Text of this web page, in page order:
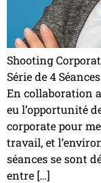
Shooting
Série de 4
En collaboration
eu l’opportunité
corporate pour
travail, et
séances se sont
entre […]